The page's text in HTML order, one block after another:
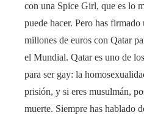
con una Spice Girl, que es lo
puede hacer. Pero has
millones de euros con Qatar
el Mundial. Qatar es uno de
para ser gay: la
prisión, y si eres musulmán,
muerte. Siempre has hablado